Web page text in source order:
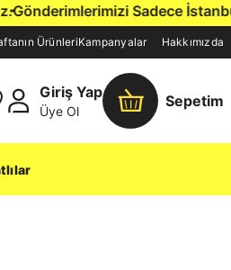
Sadece İstanbul
ÜrünleriKampanyalar Hakkımızda
Giriş Yap
Üye Ol
Sepetim